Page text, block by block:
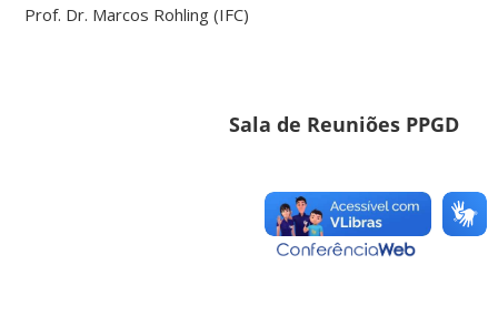
Prof. Dr. Marcos Rohling (IFC)
Sala de Reuniões PPGD